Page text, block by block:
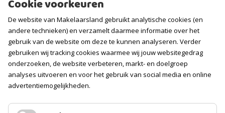
Contact
Vacatures
Volg ons
Cookie voorkeuren
De website van Makelaarsland gebruikt analytische cookies (en
andere technieken) en verzamelt daarmee informatie over het
gebruik van de website om deze te kunnen analyseren. Verder
gebruiken wij tracking cookies waarmee wij jouw websitegedrag
onderzoeken, de website verbeteren, markt- en doelgroep
analyses uitvoeren en voor het gebruik van social media en online
advertentiemogelijkheden.